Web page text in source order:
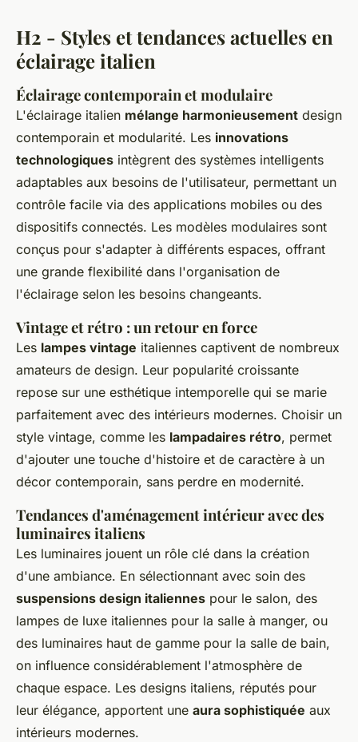
H2 - Styles et tendances actuelles en
éclairage italien
Éclairage contemporain et modulaire
L'éclairage italien mélange harmonieusement design
contemporain et modularité. Les innovations
technologiques intègrent des systèmes intelligents
adaptables aux besoins de l'utilisateur, permettant un
contrôle facile via des applications mobiles ou des
dispositifs connectés. Les modèles modulaires sont
conçus pour s'adapter à différents espaces, offrant
une grande flexibilité dans l'organisation de
l'éclairage selon les besoins changeants.
Vintage et rétro : un retour en force
Les lampes vintage italiennes captivent de nombreux
amateurs de design. Leur popularité croissante
repose sur une esthétique intemporelle qui se marie
parfaitement avec des intérieurs modernes. Choisir un
style vintage, comme les lampadaires rétro, permet
d'ajouter une touche d'histoire et de caractère à un
décor contemporain, sans perdre en modernité.
Tendances d'aménagement intérieur avec des
luminaires italiens
Les luminaires jouent un rôle clé dans la création
d'une ambiance. En sélectionnant avec soin des
suspensions design italiennes pour le salon, des
lampes de luxe italiennes pour la salle à manger, ou
des luminaires haut de gamme pour la salle de bain,
on influence considérablement l'atmosphère de
chaque espace. Les designs italiens, réputés pour
leur élégance, apportent une aura sophistiquée aux
intérieurs modernes.